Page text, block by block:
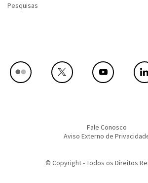
Pesquisas
Fale Conosco
Aviso Externo de
© Copyright - Todos os Direitos